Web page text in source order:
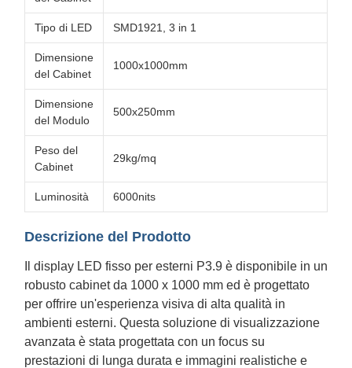
Tipo di LED SMD1921, 3 in 1
Dimensione
del Cabinet
1000x1000mm
Dimensione
del Modulo
500x250mm
Peso del
Cabinet
29kg/mq
Luminosità 6000nits
Descrizione del Prodotto
Il display LED fisso per esterni P3.9 è disponibile in un
robusto cabinet da 1000 x 1000 mm ed è progettato
per offrire un'esperienza visiva di alta qualità in
ambienti esterni. Questa soluzione di visualizzazione
avanzata è stata progettata con un focus su
prestazioni di lunga durata e immagini realistiche e